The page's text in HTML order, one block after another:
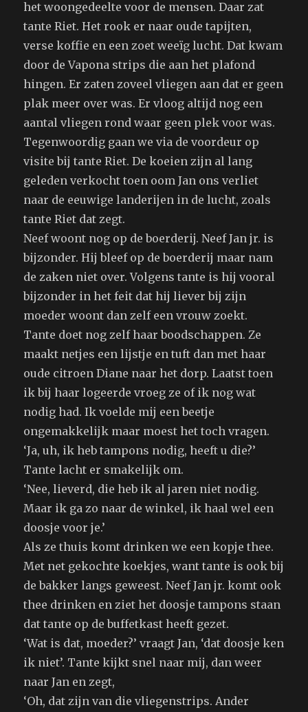
het woongedeelte voor de mensen. Daar zat
tante Riet. Het rook er naar oude tapijten,
verse koffie en een zoet weeïg lucht. Dat kwam
door de Vapona strips die aan het plafond
hingen. Er zaten zoveel vliegen aan dat er geen
plak meer over was. Er vloog altijd nog een
aantal vliegen rond waar geen plek voor was.
Tegenwoordig gaan we via de voordeur op
visite bij tante Riet. De koeien zijn al lang
geleden verkocht toen oom Jan ons verliet
naar de eeuwige landerijen in de lucht, zoals
tante Riet dat zegt.
Neef woont nog op de boerderij. Neef Jan jr. is
bijzonder. Hij bleef op de boerderij maar nam
de zaken niet over. Volgens tante is hij vooral
bijzonder in het feit dat hij liever bij zijn
moeder woont dan zelf een vrouw zoekt.
Tante doet nog zelf haar boodschappen. Ze
maakt netjes een lijstje en tuft dan met haar
oude citroen Diane naar het dorp. Laatst toen
ik bij haar logeerde vroeg ze of ik nog wat
nodig had. Ik voelde mij een beetje
ongemakkelijk maar moest het toch vragen.
‘Ja, uh, ik heb tampons nodig, heeft u die?’
Tante lacht er smakelijk om.
‘Nee, lieverd, die heb ik al jaren niet nodig.
Maar ik ga zo naar de winkel, ik haal wel een
doosje voor je.’
Als ze thuis komt drinken we een kopje thee.
Met net gekochte koekjes, want tante is ook bij
de bakker langs geweest. Neef Jan jr. komt ook
thee drinken en ziet het doosje tampons staan
dat tante op de buffetkast heeft gezet.
‘Wat is dat, moeder?’ vraagt Jan, ‘dat doosje ken
ik niet’. Tante kijkt snel naar mij, dan weer
naar Jan en zegt,
‘Oh, dat zijn van die vliegenstrips. Ander